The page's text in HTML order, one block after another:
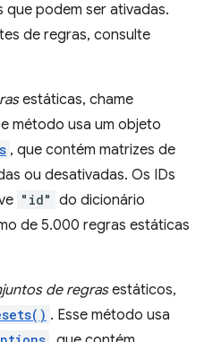
que podem ser ativadas.
de regras, consulte
estáticas, chame
método usa um objeto
, que contém matrizes de
ou desativadas. Os IDs
"id" do dicionário
de 5.000 regras estáticas
de regrasestáticos,
. Esse método usa